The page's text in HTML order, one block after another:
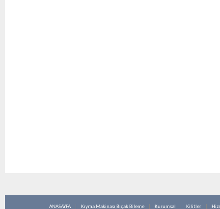
ANASAYFA Kıyma Makinası Bıçak Bileme Kurumsal Kilitler